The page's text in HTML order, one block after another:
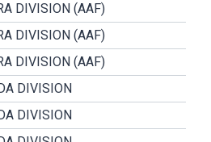
DIVISION (AAF)
DIVISION (AAF)
DIVISION (AAF)
DIVISION
DIVISION